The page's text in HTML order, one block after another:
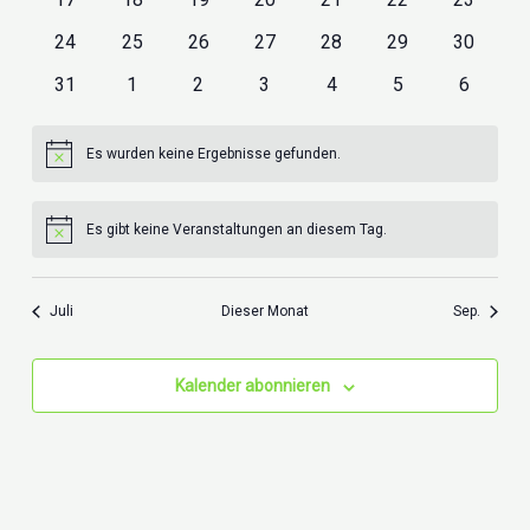
0
24
0
25
0
26
0
27
0
28
0
29
0
30
0
31
0
1
0
2
0
3
0
4
0
5
0
6
HinweisEs wurden keine Ergebnisse gefunden.
HinweisEs gibt keine Veranstaltungen an diesem Tag.
Juli Dieser Monat Sep.
Kalender abonnieren